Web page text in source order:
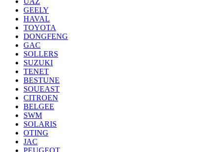
GEELY
HAVAL
TOYOTA
DONGFENG
GAC
SOLLERS
SUZUKI
TENET
BESTUNE
SOUEAST
CITROEN
BELGEE
SWM
SOLARIS
OTING
JAC
PEUGEOT